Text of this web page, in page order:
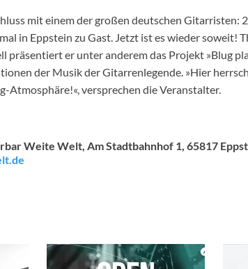
mit einem der großen deutschen Gitarristen:
in Eppstein zu Gast. Jetzt ist es wieder soweit!
präsentiert er unter anderem das Projekt »Blug
der Musik der Gitarrenlegende. »Hier
Atmosphäre!«, versprechen die Veranstalter.
Weite Welt, Am Stadtbahnhof 1, 65817